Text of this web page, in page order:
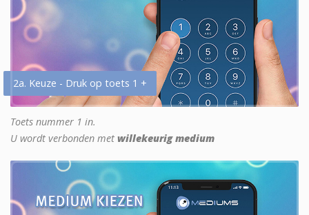
2a. Keuze - Druk op toets 1 +
Toets nummer 1 in.
U wordt verbonden met willekeurig medium